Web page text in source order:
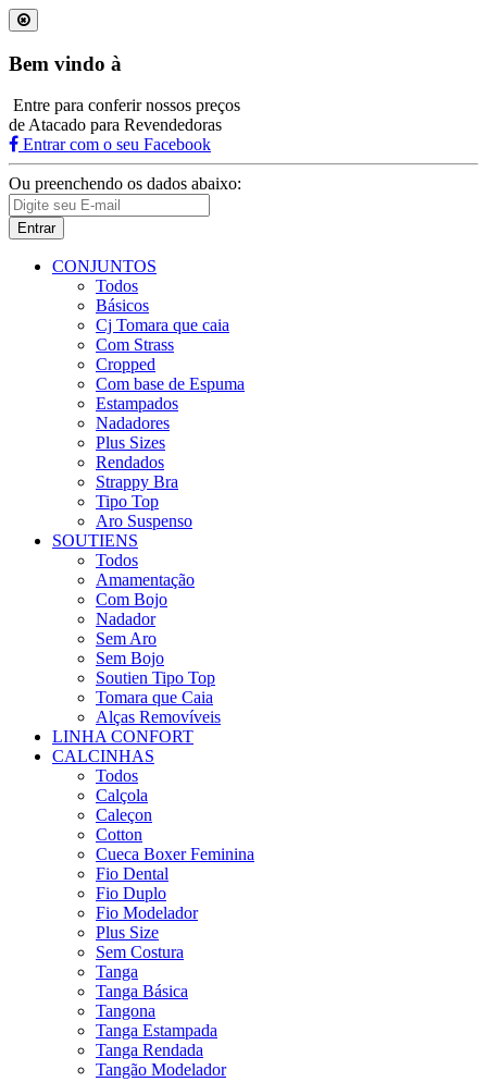
Bem vindo à
Entre para conferir nossos preços
de Atacado para Revendedoras
Entrar com o seu Facebook
Ou preenchendo os dados abaixo:
Entrar
CONJUNTOS
Todos
Básicos
Cj Tomara que caia
Com Strass
Cropped
Com base de Espuma
Estampados
Nadadores
Plus Sizes
Rendados
Strappy Bra
Tipo Top
Aro Suspenso
SOUTIENS
Todos
Amamentação
Com Bojo
Nadador
Sem Aro
Sem Bojo
Soutien Tipo Top
Tomara que Caia
Alças Removíveis
LINHA CONFORT
CALCINHAS
Todos
Calçola
Caleçon
Cotton
Cueca Boxer Feminina
Fio Dental
Fio Duplo
Fio Modelador
Plus Size
Sem Costura
Tanga
Tanga Básica
Tangona
Tanga Estampada
Tanga Rendada
Tangão Modelador